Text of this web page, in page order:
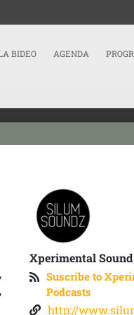
BIDEO AGENDA
Xperimental
Suscribe to
Podcasts
http://